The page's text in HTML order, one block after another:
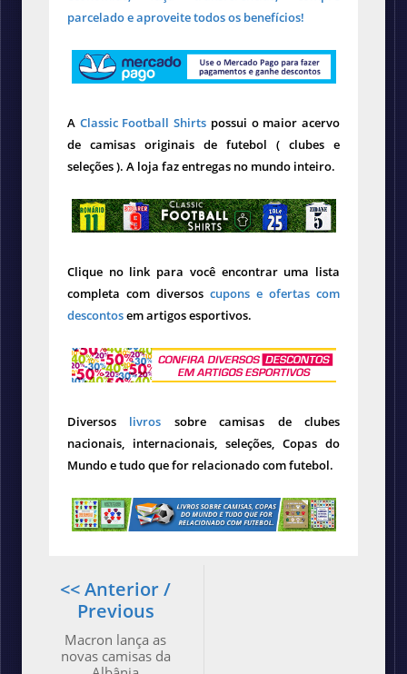
parcelado e aproveite todos os benefícios!
A Classic Football Shirts possui o maior acervo
de camisas originais de futebol ( clubes e
seleções ). A loja faz entregas no mundo inteiro.
Clique no link para você encontrar uma lista
completa com diversos cupons e ofertas com
descontosem artigos esportivos.
Diversos livros sobre camisas de clubes
nacionais, internacionais, seleções, Copas do
Mundo e tudo que for relacionado com futebol.
<< Anterior /
Previous
Macron lança as
novas camisas da